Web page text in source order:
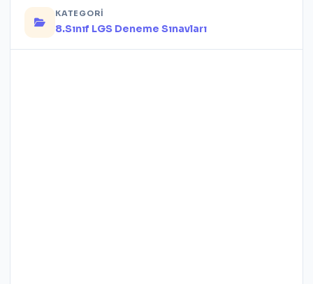
KATEGORI
8.Sınıf LGS Deneme Sınavları